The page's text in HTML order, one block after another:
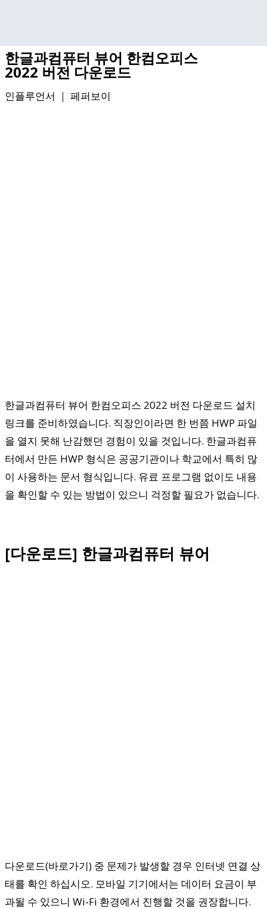
한글과컴퓨터 뷰어 한컴오피스
2022 버전 다운로드
인플루언서 ｜ 페퍼보이
한글과컴퓨터 뷰어 한컴오피스 2022 버전 다운로드 설치
링크를 준비하였습니다. 직장인이라면 한 번쯤 HWP 파일
을 열지 못해 난감했던 경험이 있을 것입니다. 한글과컴퓨
터에서 만든 HWP 형식은 공공기관이나 학교에서 특히 많
이 사용하는 문서 형식입니다. 유료 프로그램 없이도 내용
을 확인할 수 있는 방법이 있으니 걱정할 필요가 없습니다.
[다운로드] 한글과컴퓨터 뷰어
다운로드(바로가기) 중 문제가 발생할 경우 인터넷 연결 상
태를 확인 하십시오. 모바일 기기에서는 데이터 요금이 부
과될 수 있으니 Wi-Fi 환경에서 진행할 것을 권장합니다.